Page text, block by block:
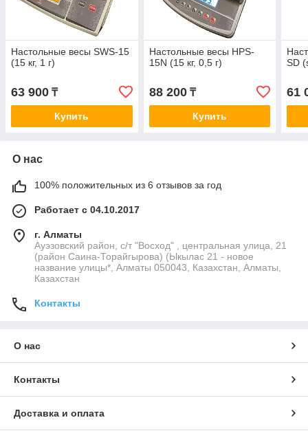
Настольные весы SWS-15
(15 кг, 1 г)
63 900 ₸
Купить
Настольные весы HPS-
15N (15 кг, 0,5 г)
88 200₸
Купить
SD
61
О нас
100% положительных из 6 отзывов за год
Работает с 04.10.2017
г. Алматы
Ауэзовский район, с/т "Восход" , центральная улица, 21
(район Саина-Торайгырова) (Ыкылас 21 - новое
название улицы*, Алматы 050043, Казахстан, Алматы,
Казахстан
Контакты
О нас
Контакты
Доставка и оплата